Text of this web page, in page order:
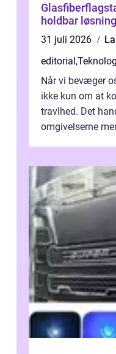
Glasfiberflagstang en
holdbar
31 juli 2026
editorial ,
Når vi bevæger
ikke kun om at
travlhed. Det
omgivelserne